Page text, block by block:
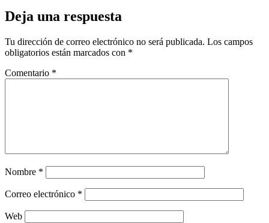
Deja una respuesta
Tu dirección de correo electrónico no será publicada. Los campos
obligatorios están marcados con *
Comentario *
Nombre *
Correo electrónico *
Web